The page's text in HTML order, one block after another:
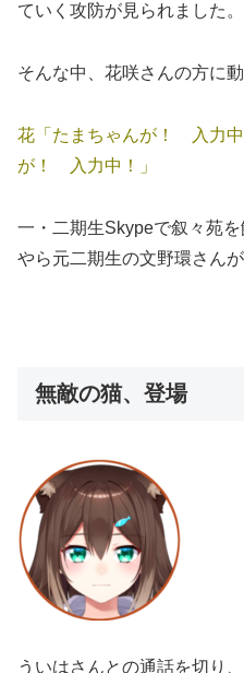
ていく攻防が見られました。
そんな中、花咲さんの方に動
花「たまちゃんが！ 入力
が！ 入力中！」
一・二期生Skypeで叙々苑
やら元二期生の文野環さん
無敵の猫、登場
ういはさんとの通話を切り